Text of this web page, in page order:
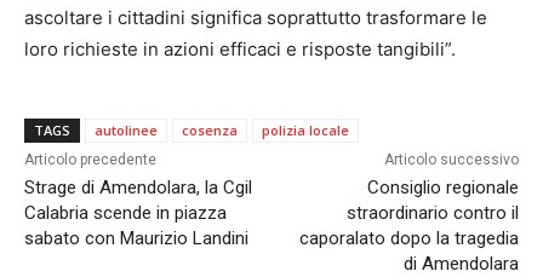
ascoltare i cittadini significa soprattutto trasformare le
loro richieste in azioni efficaci e risposte tangibili”.
TAGS autolinee cosenza polizia locale
Articolo precedente
Strage di Amendolara, la Cgil
Calabria scende in piazza
sabato con Maurizio Landini
Articolo successivo
Consiglio regionale
straordinario contro il
caporalato dopo la tragedia
di Amendolara